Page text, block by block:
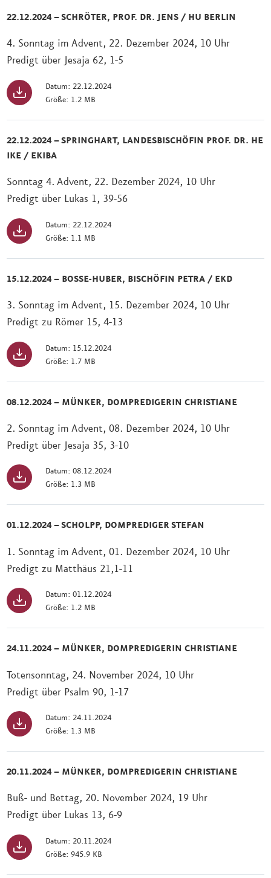
22.12.2024 – SCHRÖTER, PROF. DR. JENS / HU BERLIN
4. Sonntag im Advent, 22. Dezember 2024, 10 Uhr
Predigt über Jesaja 62, 1-5
Datum: 22.12.2024
Größe: 1.2 MB
22.12.2024 – SPRINGHART, LANDESBISCHÖFIN PROF. DR. HE
IKE / EKIBA
Sonntag 4. Advent, 22. Dezember 2024, 10 Uhr
Predigt über Lukas 1, 39-56
Datum: 22.12.2024
Größe: 1.1 MB
15.12.2024 – BOSSE-HUBER, BISCHÖFIN PETRA / EKD
3. Sonntag im Advent, 15. Dezember 2024, 10 Uhr
Predigt zu Römer 15, 4-13
Datum: 15.12.2024
Größe: 1.7 MB
08.12.2024 – MÜNKER, DOMPREDIGERIN CHRISTIANE
2. Sonntag im Advent, 08. Dezember 2024, 10 Uhr
Predigt über Jesaja 35, 3-10
Datum: 08.12.2024
Größe: 1.3 MB
01.12.2024 – SCHOLPP, DOMPREDIGER STEFAN
1. Sonntag im Advent, 01. Dezember 2024, 10 Uhr
Predigt zu Matthäus 21,1-11
Datum: 01.12.2024
Größe: 1.2 MB
24.11.2024 – MÜNKER, DOMPREDIGERIN CHRISTIANE
Totensonntag, 24. November 2024, 10 Uhr
Predigt über Psalm 90, 1-17
Datum: 24.11.2024
Größe: 1.3 MB
20.11.2024 – MÜNKER, DOMPREDIGERIN CHRISTIANE
Buß- und Bettag, 20. November 2024, 19 Uhr
Predigt über Lukas 13, 6-9
Datum: 20.11.2024
Größe: 945.9 KB